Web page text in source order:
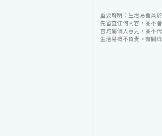
重要聲明：生活易會員
先審查任何內容，並不
容均屬個人意見，並不
生活易概不負責。有關